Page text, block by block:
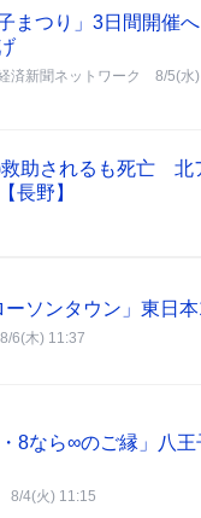
子まつり」3日間開
済新聞ネットワーク 8/5(水
救助されるも死亡
長野】
ソンタウン」東日
8/6(木) 11:37
・8なら∞のご縁」八
8/4(火) 11:15